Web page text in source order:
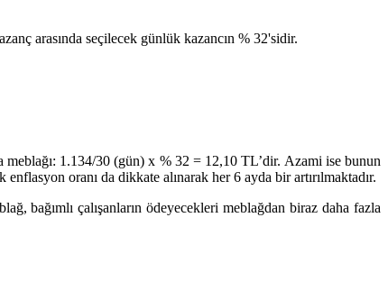
arasında seçilecek günlük kazancın % 32'sidir.
1.134/30 (gün) x % 32 = 12,10 TL’dir. Azami ise bunun
oranı da dikkate alınarak her 6 ayda bir artırılmaktadır.
bağımlı çalışanların ödeyecekleri meblağdan biraz daha fazla